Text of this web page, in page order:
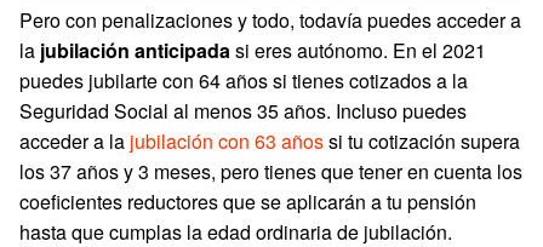
Pero con penalizaciones y todo, todavía puedes acceder a
la jubilación anticipadasi eres autónomo. En el 2021
puedes jubilarte con 64 años si tienes cotizados a la
Seguridad Social al menos 35 años. Incluso puedes
acceder a la jubilación con 63 añossi tu cotización supera
los 37 años y 3 meses, pero tienes que tener en cuenta los
coeficientes reductores que se aplicarán a tu pensión
hasta que cumplas la edad ordinaria de jubilación.